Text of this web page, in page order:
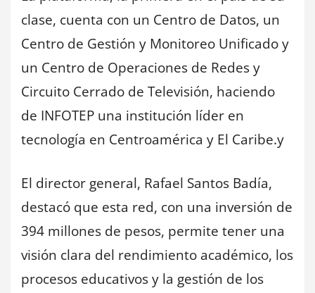
clase, cuenta con un Centro de Datos, un
Centro de Gestión y Monitoreo Unificado y
un Centro de Operaciones de Redes y
Circuito Cerrado de Televisión, haciendo
de INFOTEP una institución líder en
tecnología en Centroamérica y El Caribe.y
El director general, Rafael Santos Badía,
destacó que esta red, con una inversión de
394 millones de pesos, permite tener una
visión clara del rendimiento académico, los
procesos educativos y la gestión de los